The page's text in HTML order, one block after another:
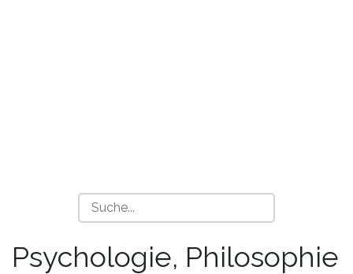
Psychologie, Philosophie